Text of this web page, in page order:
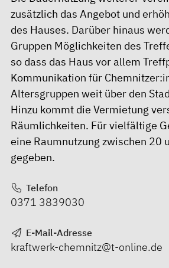
zusätzlich das Angebot und
des Hauses. Darüber hinaus
Gruppen Möglichkeiten des
so dass das Haus vor allem
Kommunikation für
Altersgruppen weit über den
Hinzu kommt die Vermietung
Räumlichkeiten. Für vielfältige
eine Raumnutzung zwischen 20
gegeben.
Telefon
0371 3839030
E-Mail-Adresse
kraftwerk-chemnitz@t-online.de